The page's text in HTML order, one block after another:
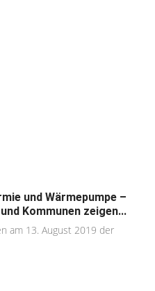
und Wärmepumpe –
Kommunen zeigen...
am 13. August 2019 der